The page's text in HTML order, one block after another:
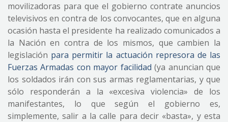
movilizadoras para que el gobierno contrate anuncios
televisivos en contra de los convocantes, que en alguna
ocasión hasta el presidente ha realizado comunicados a
la Nación en contra de los mismos, que cambien la
legislación para permitir la actuación represora de las
Fuerzas Armadas con mayor facilidad (ya anuncian que
los soldados irán con sus armas reglamentarias, y que
sólo responderán a la «excesiva violencia» de los
manifestantes, lo que según el gobierno es,
simplemente, salir a la calle para decir «basta», y esta